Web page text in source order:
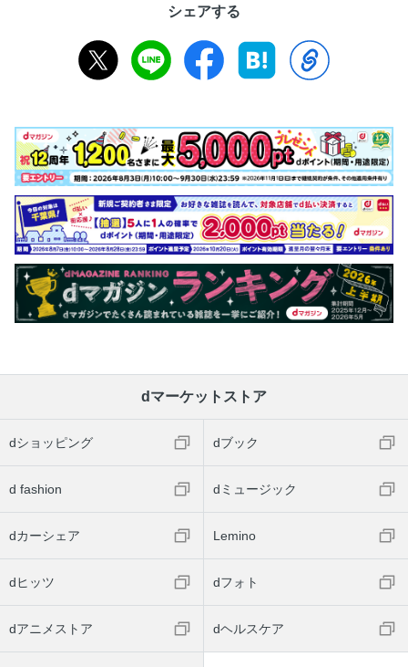
シェアする
dマーケットストア
dショッピング dブック
d fashion dミュージック
dカーシェア Lemino
dヒッツ dフォト
dアニメストア dヘルスケア